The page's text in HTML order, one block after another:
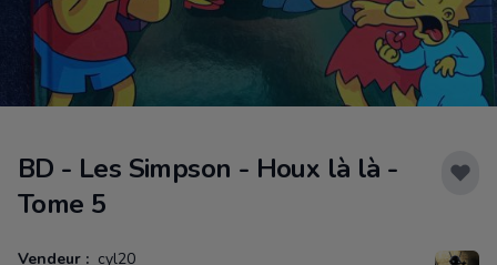
BD - Les Simpson - Houx là là -
Tome 5
Vendeur : cyl20